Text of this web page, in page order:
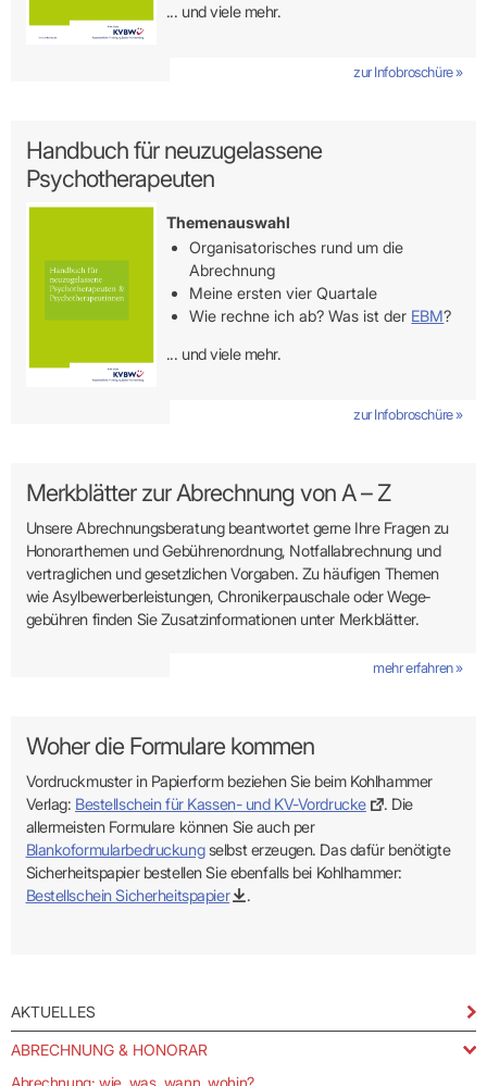
AKTUELLES
ABRECHNUNG & HONORAR
Abrechnung: wie, was, wann, wohin?
... und viele mehr.
zur Infobroschüre »
Handbuch für neuzugelassene
Psychotherapeuten
Themenauswahl
Organisatorisches rund um die
Abrechnung
Meine ersten vier Quartale
Wie rechne ich ab? Was ist der EBM?
... und viele mehr.
zur Infobroschüre »
Merkblätter zur Abrechnung von A – Z
Unsere Abrechnungsberatung beantwortet gerne Ihre Fragen zu
Honor­arthemen und Gebühren­ordnung, Notfallabrechnung und
vertraglichen und gesetzlichen Vorgaben. Zu häufigen Themen
wie Asylbewerber­leistungen, Chroniker­pauschale oder Wege­
gebühren finden Sie Zusatzinformationen unter Merkblätter.
mehr erfahren »
Woher die Formulare kommen
Vordruckmuster in Papierform beziehen Sie beim Kohlhammer
Verlag: Bestellschein für Kassen- und KV-Vordrucke
. Die
allermeisten Formulare können Sie auch per
Blankoformularbedruckungselbst erzeugen. Das dafür benötigte
Sicherheitspapier bestellen Sie ebenfalls bei Kohlhammer:
Bestellschein Sicherheitspapier
.